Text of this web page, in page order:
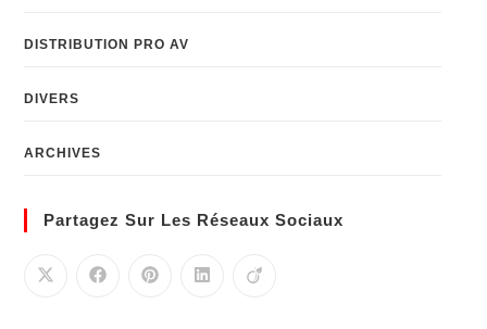
DISTRIBUTION PRO AV
DIVERS
ARCHIVES
Partagez Sur Les Réseaux Sociaux